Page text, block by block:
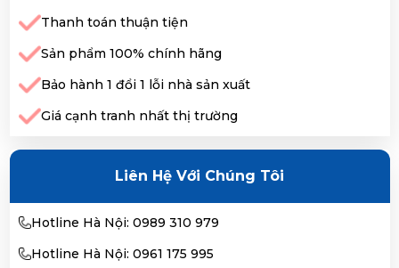
Thanh toán thuận tiện
Sản phẩm 100% chính hãng
Bảo hành 1 đổi 1 lỗi nhà sản xuất
Giá cạnh tranh nhất thị trường
Liên Hệ Với Chúng Tôi
Hotline Hà Nội: 0989 310 979
Hotline Hà Nội: 0961 175 995